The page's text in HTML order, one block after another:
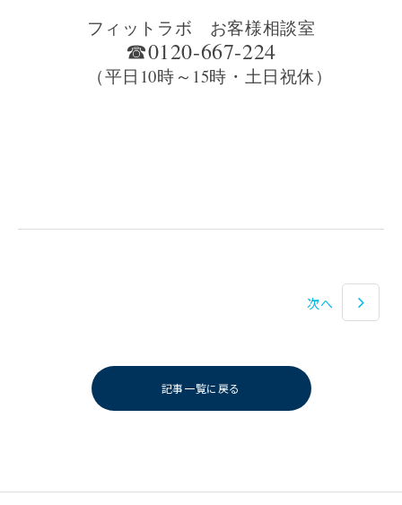
フィットラボ お客様相談室
☎0120-667-224
（平日10時～15時・土日祝休）
次へ
記事一覧に戻る